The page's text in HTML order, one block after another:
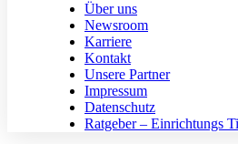
Über uns
Newsroom
Karriere
Kontakt
Unsere Partner
Impressum
Datenschutz
Ratgeber – Einrichtungs